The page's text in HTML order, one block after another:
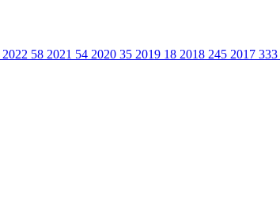
2022 58 2021 54 2020 35 2019 18 2018 245 2017 333